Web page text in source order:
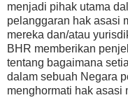
menjadi pihak utama
pelanggaran hak asasi
mereka dan/atau
BHR memberikan
tentang bagaimana
dalam sebuah Negara
menghormati hak asasi